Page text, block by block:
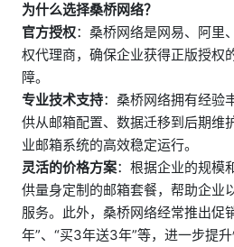
为什么选择桑桥网络？
官方授权：桑桥网络是网易、阿里
权代理商，确保企业获得正版授权
障。
专业技术支持：桑桥网络拥有经验
供从邮箱配置、数据迁移到后期维
业邮箱系统的高效稳定运行。
灵活的价格方案：根据企业的规模
供量身定制的邮箱套餐，帮助企业
服务。此外，桑桥网络经常推出促
年”、“买3年送3年”等，进一步提升